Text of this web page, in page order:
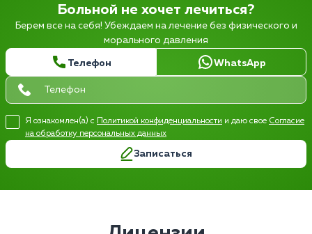
Больной не хочет лечиться?
Берем все на себя! Убеждаем на лечение без физического и
морального давления
Телефон WhatsApp
Я ознакомлен(а) с Политикой конфиденциальности и даю свое Согласие
на обработку персональных данных
Записаться